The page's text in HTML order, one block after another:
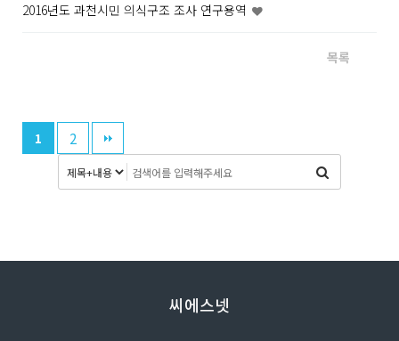
2016년도 과천시민 의식구조 조사 연구용역
목록
1 2
씨에스넷